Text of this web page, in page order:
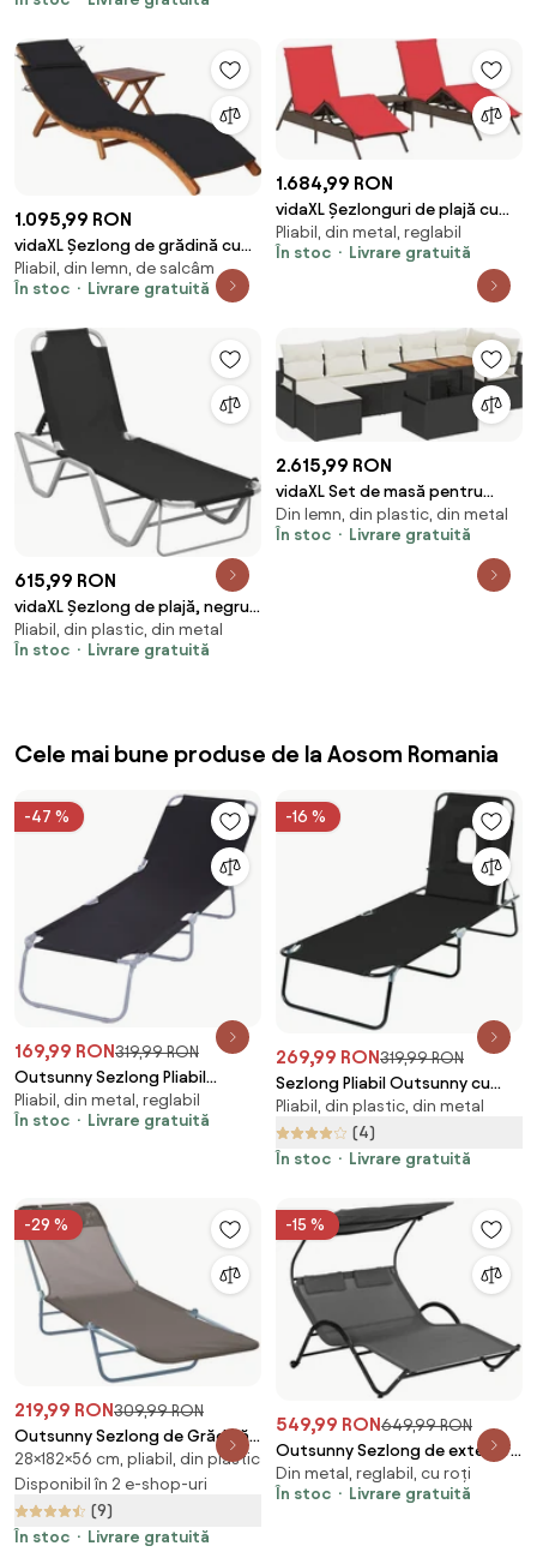
1.095,99 RON
vidaXL Șezlong de grădină cu
masă și pernă, lemn masiv de
acacia
Pliabil, din lemn, de salcâm
În stoc
Livrare gratuită
1.684,99 RON
vidaXL Șezlonguri de plajă cu
masă, 2 buc., maro, poliratan
Pliabil, din metal, reglabil
În stoc
Livrare gratuită
615,99 RON
vidaXL Șezlong de plajă, negru,
aluminiu și textilenă
Pliabil, din plastic, din metal
În stoc
Livrare gratuită
2.615,99 RON
vidaXL Set de masă pentru
grădină cu pernă 8 pcs Negru și
Crem
Din lemn, din plastic, din metal
În stoc
Livrare gratuită
Cele mai bune produse de la Aosom Romania
-47 %
169,99 RON319,99 RON
Outsunny Sezlong Pliabil
pentru Grădină, Cadru Metalic
și Țesătură Oxford Rezistentă,
Pliabil, din metal, reglabil
În stoc
Livrare gratuită
-16 %
269,99 RON319,99 RON
Sezlong Pliabil Outsunny cu
Orificiu pentru Fata si Perne,
pentru Gradina, Plaja si
Camping, Negru | Aosom
Pliabil, din plastic, din metal
(4)
În stoc
Livrare gratuită
-29 %
219,99 RON309,99 RON
Outsunny Sezlong de Grădină
Reglabil, Confortabil, din
Textilena, Culoare Cafea,
182x56x28cm | Aosom Romania
28×182×56 cm, pliabil, din plastic
Disponibil în 2 e-shop-uri
(9)
În stoc
Livrare gratuită
-15 %
549,99 RON649,99 RON
Outsunny Sezlong de exterior
pentru gradina cu acoperis
parasolar, gri inchis | AOSOM
Din metal, reglabil, cu roți
În stoc
Livrare gratuită